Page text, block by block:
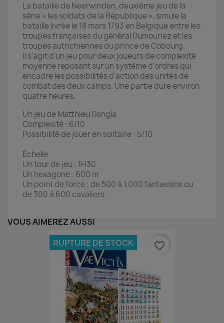
La bataille de Neerwinden, deuxième jeu de la
série « les soldats de la République », simule la
bataille livrée le 18 mars 1793 en Belgique entre les
troupes françaises du général Dumouriez et les
troupes autrichiennes du prince de Cobourg.
Il s’agit d’un jeu pour deux joueurs de complexité
moyenne reposant sur un système d'ordres qui
encadre les possibilités d'action des unités de
combat des deux camps. Une partie dure environ
quatre heures.
Un jeu de Matthieu Dangla
Complexité : 6/10
Possibilité de jouer en solitaire : 5/10
Échelle
Un tour de jeu : 1H30
Un hexagone : 600 m
Un point de force : de 500 à 1.000 fantassins ou
de 300 à 600 cavaliers
VOUS AIMEREZ AUSSI
RUPTURE DE STOCK favorite_border